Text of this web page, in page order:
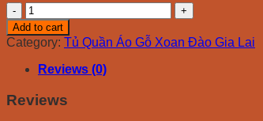
Tủ
Quần
Áo
Gỗ
Xoan
Đào
Gia
Lai
Add to cart
Category: Tủ Quần Áo Gỗ Xoan Đào Gia Lai
Reviews (0)
Reviews